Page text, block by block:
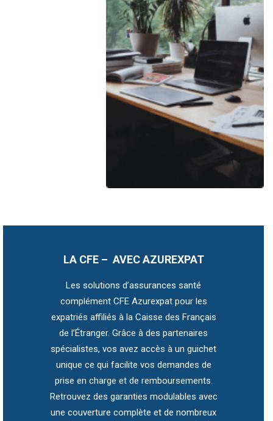
LA CFE – AVEC AZUREXPAT
Les solutions d’assurances santé
complément CFE Azurexpat pour les
expatriés affiliés à la Caisse des Français
de l’Étranger. Grâce à des partenaires
spécialistes, vos avez accès à un guichet
unique ce qui facilite vos demandes de
prise en charge et de remboursements.
Retrouvez des garanties modulables avec
une couverture complète et de nombreux